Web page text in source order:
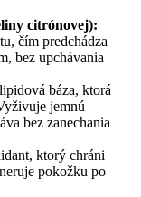
citrónovej):
čím predchádza
bez upchávania
báza, ktorá
jemnú
bez zanechania
ktorý chráni
pokožku po